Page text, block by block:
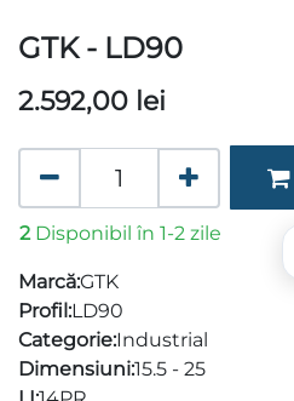
GTK - LD90
2.592,00 lei
2 Disponibil în 1-2 zile
Marcă:GTK
Profil:LD90
Categorie:Industrial
Dimensiuni:15.5 - 25